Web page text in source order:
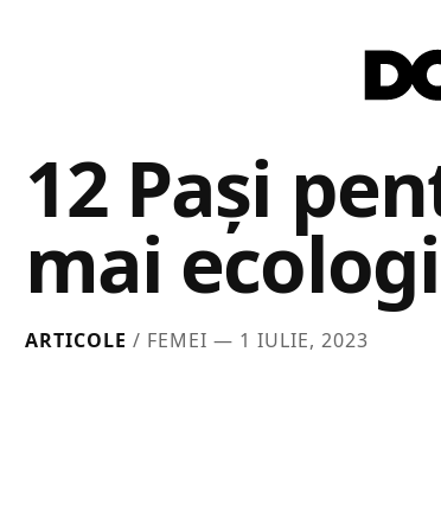
12 Pași
mai
ARTICOLE / FEMEI — 1 IULIE, 2023